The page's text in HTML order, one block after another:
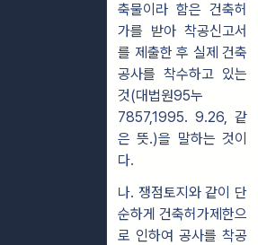
축물이라 함은 건축허
가를 받아 착공신고서
를 제출한 후 실제 건축
공사를 착수하고 있는
것(대법원95누
7857,1995. 9.26, 같
은 뜻.)을 말하는 것이
다.
나. 쟁점토지와 같이
단
순하게 건축허가제한으
로 인하여 공사를 착공